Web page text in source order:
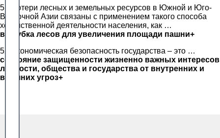
51.Потери лесных и земельных ресурсов в Южной и Юго-
Восточной Азии связаны с применением такого способа
хозяйственной деятельности населения, как …
вырубка лесов для увеличения площади пашни+
52.Экономическая безопасность государства – это …
состояние защищенности жизненно важных интересов
личности, общества и государства от внутренних и
внешних угроз+